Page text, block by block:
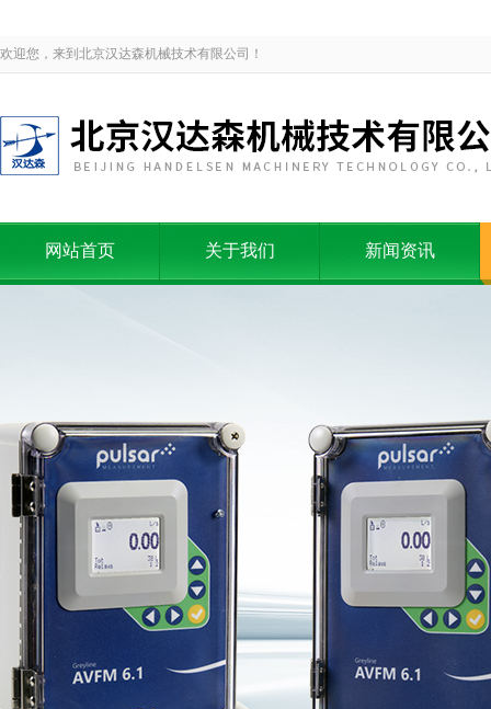
欢迎您，来到北京汉达森机械技术有限公司！
网站首页 关于我们 新闻资讯